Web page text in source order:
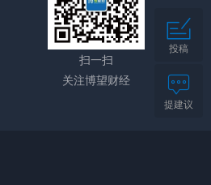
扫一扫
关注博望财经
投稿
提建议